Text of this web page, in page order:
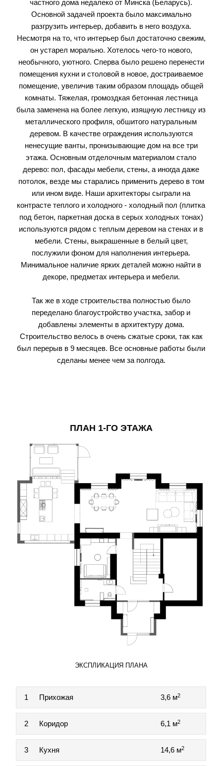
частного дома недалеко от Минска (Беларусь).
Основной задачей проекта было максимально
разгрузить интерьер, добавить в него воздуха.
Несмотря на то, что интерьер был достаточно свежим,
он устарел морально. Хотелось чего-то нового,
необычного, уютного. Сперва было решено перенести
помещения кухни и столовой в новое, достраиваемое
помещение, увеличив таким образом площадь общей
комнаты. Тяжелая, громоздкая бетонная лестница
была заменена на более легкую, изящную лестницу из
металлического профиля, обшитого натуральным
деревом. В качестве ограждения используются
ненесущие ванты, пронизывающие дом на все три
этажа. Основным отделочным материалом стало
дерево: пол, фасады мебели, стены, а иногда даже
потолок, везде мы старались применить дерево в том
или ином виде. Наши архитекторы сыграли на
контрасте теплого и холодного - холодный пол (плитка
под бетон, паркетная доска в серых холодных тонах)
используются рядом с теплым деревом на стенах и в
мебели. Стены, выкрашенные в белый цвет,
послужили фоном для наполнения интерьера.
Минимальное наличие ярких деталей можно найти в
декоре, предметах интерьера и мебели.
Так же в ходе строительства полностью было
переделано благоустройство участка, забор и
добавлены элементы в архитектуру дома.
Строительство велось в очень сжатые сроки, так как
был перерыв в 9 месяцев. Все основные работы были
сделаны менее чем за полгода.
ПЛАН 1-ГО ЭТАЖА
ЭКСПЛИКАЦИЯ ПЛАНА
1 Прихожая 3,6 м2
2 Коридор 6,1 м2
3 Кухня 14,6 м2